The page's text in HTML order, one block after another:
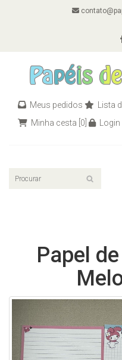
Meus pedidos Lista
Minha cesta [0] Login
Papel